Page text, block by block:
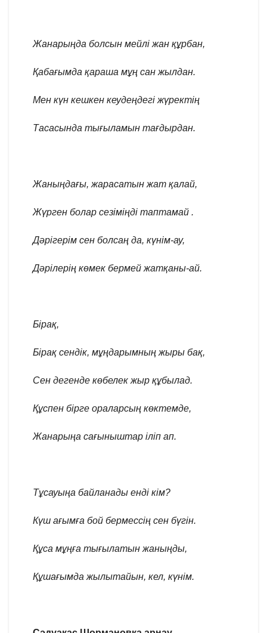
Жанарыңда болсын мейлі жан құрбан,
Қабағымда қараша мұң сан жылдан.
Мен күн кешкен кеудеңдегі жүректің
Тасасында тығыламын тағдырдан.
Жаныңдағы, жарасатын жат қалай,
Жүрген болар сезіміңді таптамай .
Дәрігерім сен болсаң да, күнім-ау,
Дәрілерің көмек бермей жатқаны-ай.
Бірақ,
Бірақ сендік, мұңдарымның жыры бақ,
Сен дегенде көбелек жыр құбылад.
Құспен бірге ораларсың көктемде,
Жанарыңа сағыныштар іліп ап.
Тұсауыңа байланады енді кім?
Күш ағымға бой бермессің сен бүгін.
Құса мұңға тығылатын жаныңды,
Құшағымда жылытайын, кел, күнім.